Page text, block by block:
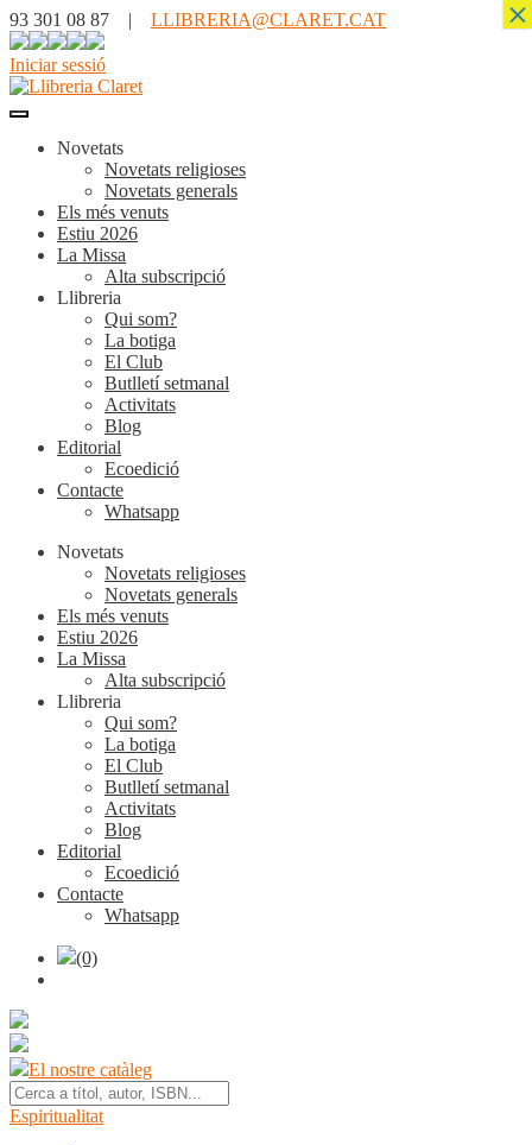
93 301 08 87 | LLIBRERIA@CLARET.CAT
Iniciar sessió
Novetats
Novetats religioses
Novetats generals
Els més venuts
Estiu 2026
La Missa
Alta subscripció
Llibreria
Qui som?
La botiga
El Club
Butlletí setmanal
Activitats
Blog
Editorial
Ecoedició
Contacte
Whatsapp
Novetats
Novetats religioses
Novetats generals
Els més venuts
Estiu 2026
La Missa
Alta subscripció
Llibreria
Qui som?
La botiga
El Club
Butlletí setmanal
Activitats
Blog
Editorial
Ecoedició
Contacte
Whatsapp
(0)
El nostre catàleg
Espiritualitat
×